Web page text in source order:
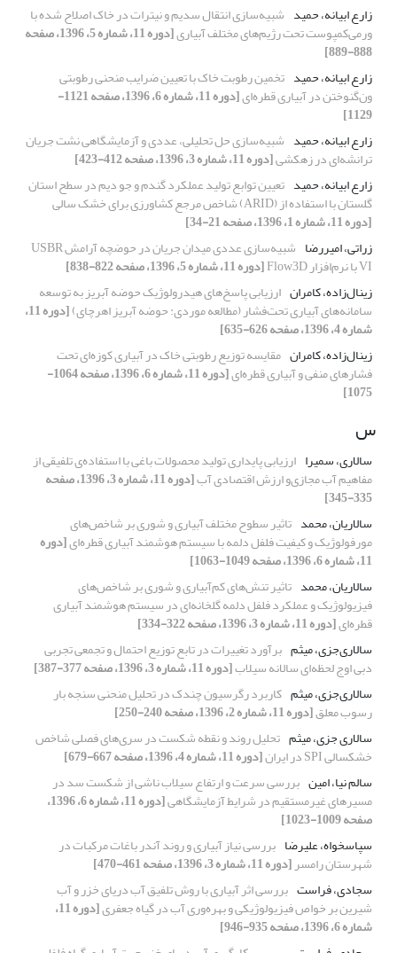
زارع ابیانه، حمید شبیه‌سازی انتقال سدیم و نیترات در خاک اصلاح شده با
ورمی‌کمپوست تحت رژیم‌های مختلف آبیاری [دوره 11، شماره 5، 1396، صفحه
888-889]
زارع ابیانه، حمید تخمین رطوبت خاک با تعیین ضرایب منحنی رطوبتی
ون‌گنوختن در آبیاری قطره‌ای [دوره 11، شماره 6، 1396، صفحه 1121-
1129]
زارع ابیانه، حمید شبیه‌سازی حل تحلیلی، عددی و آزمایشگاهی نشت جریان
ترانشه‌ای در زهکشی[دوره 11، شماره 3، 1396، صفحه 412-423]
زارع ابیانه، حمید تعیین توابع تولید عملکرد گندم و جو دیم در سطح استان
گلستان با استفاده از (ARID) شاخص مرجع کشاورزی برای خشک سالی
[دوره 11، شماره 1، 1396، صفحه 21-34]
زراتی، امیررضا
شبیه‌سازی عددی میدان جریان در حوضچه آرامش USBR
VI با نرم‌افزار Flow3D
[دوره 11، شماره 5، 1396، صفحه 822-838]
زینال‌زاده، کامران ارزیابی پاسخ‌های هیدرولوژیک حوضه‌ آبریز به توسعه
سامانه‌های آبیاری تحت‌فشار (مطالعه موردی: حوضه آبریز اهرچای) [دوره 11،
شماره 4، 1396، صفحه 626-635]
زینال‌زاده، کامران مقایسه توزیع رطوبتی خاک در آبیاری کوزه‌ای تحت
فشارهای منفی و آبیاری قطره‌ای [دوره 11، شماره 6، 1396، صفحه 1064-
1075]
س
سالاری، سمیرا ارزیابی پایداری تولید محصولات باغی با استفاده‌ی تلفیقی از
مفاهیم آب مجازی‌و ارزش اقتصادی آب [دوره 11، شماره 3، 1396، صفحه
335-345]
سالاریان، محمد تاثیر سطوح مختلف آبیاری و شوری بر شاخص‌های
مورفولوژیک و کیفیت فلفل دلمه‌ با سیستم‌ هوشمند آبیاری‌ قطره‌ای[دوره
11، شماره 6، 1396، صفحه 1049-1063]
سالاریان، محمد تاثیر تنش‌های‌ کم‌آبیاری و شوری بر شاخص‌های
فیزیولوژیک و عملکرد فلفل دلمه‌ گلخانه‌ای در سیستم‌ هوشمند آبیاری‌
قطره‌ای[دوره 11، شماره 3، 1396، صفحه 322-334]
سالاری‌جزی، میثم برآورد تغییرات در تابع توزیع احتمال و تجمعی تجربی
دبی اوج لحظه‌ای سالانه سیلاب[دوره 11، شماره 3، 1396، صفحه 377-387]
سالاری‌جزی، میثم کاربرد رگرسیون چندک در تحلیل منحنی سنجه بار
رسوب معلق[دوره 11، شماره 2، 1396، صفحه 240-250]
سالاری جزی، میثم تحلیل روند و نقطه شکست در سری‌های فصلی شاخص
خشکسالی SPI در ایران
[دوره 11، شماره 4، 1396، صفحه 667-679]
سالم نیا، امین بررسی سرعت و ارتفاع سیلاب ناشی از شکست سد در
مسیرهای غیرمستقیم در شرایط آزمایشگاهی [دوره 11، شماره 6، 1396،
صفحه 1009-1023]
سپاسخواه، علیرضا بررسی نیاز آبیاری و روند آندر باغات مرکبات در
شهرستان رامسر[دوره 11، شماره 3، 1396، صفحه 461-470]
سجادی، فراست بررسی اثر آبیاری با روش تلفیق آب دریای خزر و آب
شیرین بر خواص فیزیولوژیکی و بهره‌وری آب در گیاه جعفری [دوره 11،
شماره 6، 1396، صفحه 935-946]